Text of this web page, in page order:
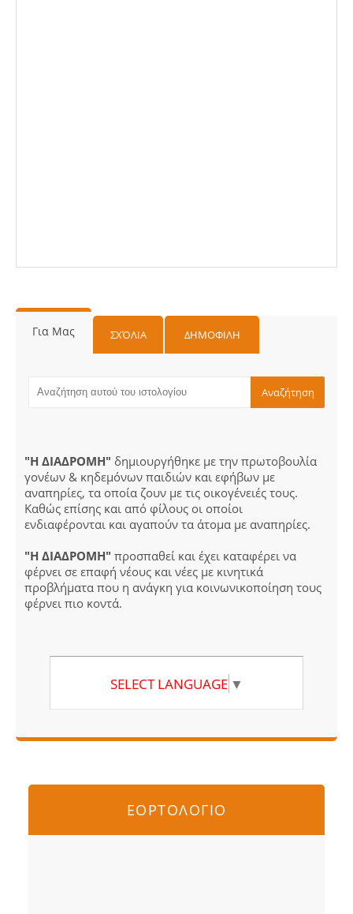
Για Μας ΣΧΌΛΙΑ ΔΗΜΟΦΙΛΗ
"Η ΔΙΑΔΡΟΜΗ" δημιουργήθηκε με την πρωτοβουλία
γονέων & κηδεμόνων παιδιών και εφήβων με
αναπηρίες, τα οποία ζουν με τις οικογένειές τους.
Καθώς επίσης και από φίλους οι οποίοι
ενδιαφέρονται και αγαπούν τα άτομα με αναπηρίες.
"Η ΔΙΑΔΡΟΜΗ" προσπαθεί και έχει καταφέρει να
φέρνει σε επαφή νέους και νέες με κινητικά
προβλήματα που η ανάγκη για κοινωνικοποίηση τους
φέρνει πιο κοντά.
SELECT LANGUAGE ▼
ΕΟΡΤΟΛΟΓΙΟ